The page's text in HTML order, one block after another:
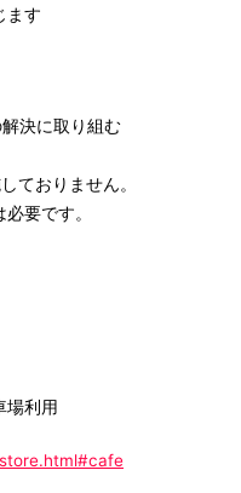
ます
決に取り組む
ておりません。
要です。
場利用